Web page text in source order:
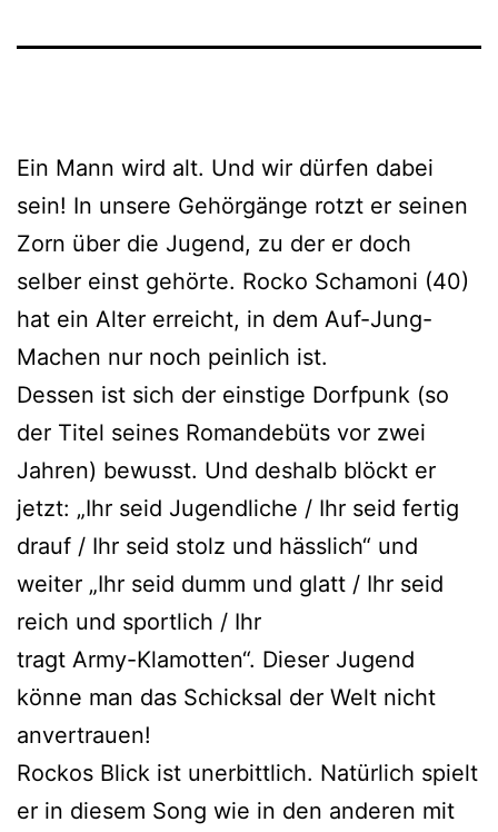
Ein Mann wird alt. Und wir dürfen dabei
sein! In unsere Gehörgänge rotzt er seinen
Zorn über die Jugend, zu der er doch
selber einst gehörte. Rocko Schamoni (40)
hat ein Alter erreicht, in dem Auf-Jung-
Machen nur noch peinlich ist.
Dessen ist sich der einstige Dorfpunk (so
der Titel seines Romandebüts vor zwei
Jahren) bewusst. Und deshalb blöckt er
jetzt: „Ihr seid Jugendliche / Ihr seid fertig
drauf / Ihr seid stolz und hässlich“ und
weiter „Ihr seid dumm und glatt / Ihr seid
reich und sportlich / Ihr
tragt Army-Klamotten“. Dieser Jugend
könne man das Schicksal der Welt nicht
anvertrauen!
Rockos Blick ist unerbittlich. Natürlich spielt
er in diesem Song wie in den anderen mit